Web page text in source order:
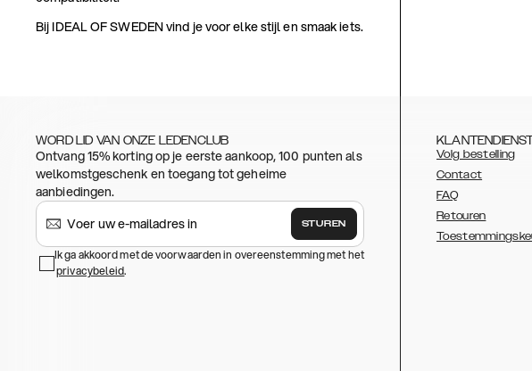
Bij IDEAL OF SWEDEN vind je voor elke stijl en smaak iets.
WORD LID VAN ONZE LEDENCLUB
Ontvang 15% korting op je eerste aankoop, 100 punten als
welkomstgeschenk en toegang tot geheime
aanbiedingen.
STUREN
Ik ga akkoord met de voorwaarden in overeenstemming met het
privacybeleid.
Volg bestelling
Contact
FAQ
Retouren